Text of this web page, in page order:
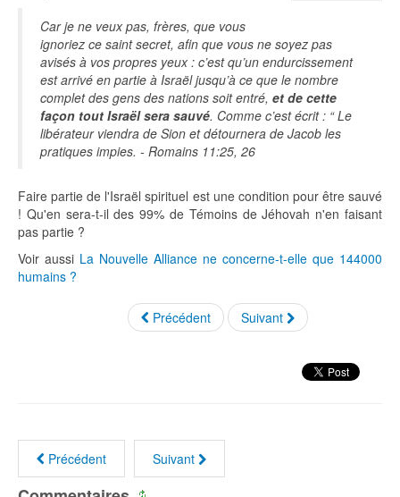
Car je ne veux pas, frères, que vous
ignoriez ce saint secret, afin que vous ne soyez pas
avisés à vos propres yeux : c’est qu’un endurcissement
est arrivé en partie à Israël jusqu’à ce que le nombre
complet des gens des nations soit entré, et de cette
façon tout Israël sera sauvé. Comme c’est écrit : “ Le
libérateur viendra de Sion et détournera de Jacob les
pratiques impies. - Romains 11:25, 26
Faire partie de l'Israël spirituel est une condition pour être sauvé
! Qu'en sera-t-il des 99% de Témoins de Jéhovah n'en faisant
pas partie ?
Voir aussi La Nouvelle Alliance ne concerne-t-elle que 144000
humains ?
Précédent Suivant
Précédent Suivant